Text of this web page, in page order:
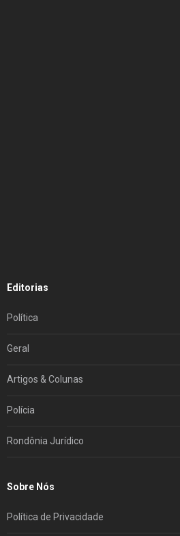
Editorias
Política
Geral
Artigos & Colunas
Polícia
Rondônia Jurídico
Sobre Nós
Política de Privacidade